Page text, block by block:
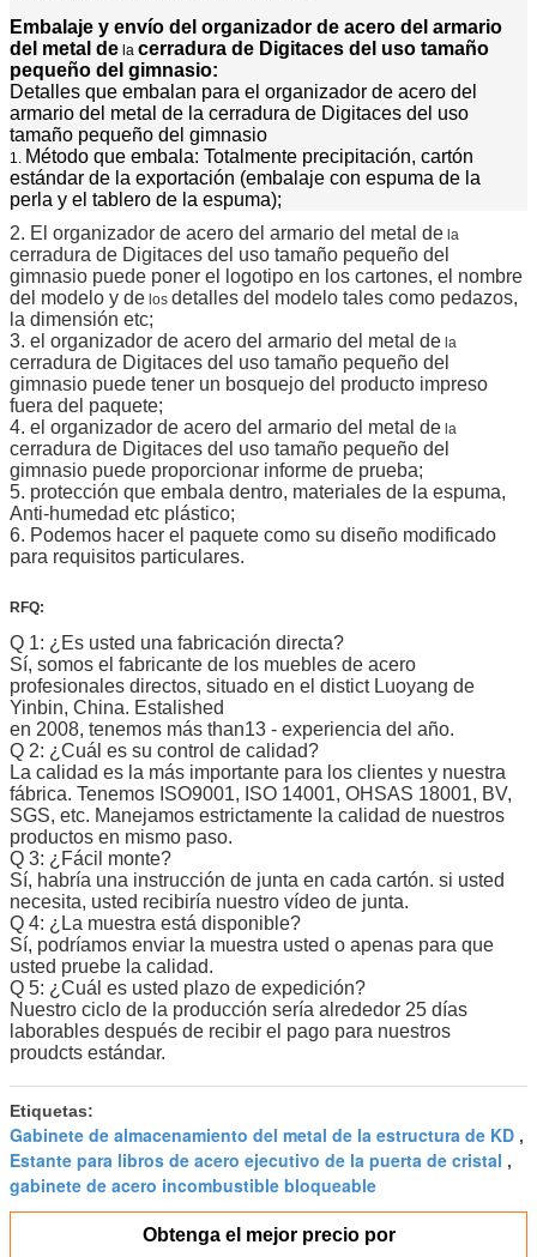
Embalaje y envío del organizador de acero del armario
del metal de la cerradura de Digitaces del uso tamaño
pequeño del gimnasio:
Detalles que embalan para el organizador de acero del
armario del metal de la cerradura de Digitaces del uso
tamaño pequeño del gimnasio
1.
Método que embala: Totalmente precipitación, cartón
estándar de la exportación (embalaje con espuma de la
perla y el tablero de la espuma);
2. El organizador de acero del armario del metal de la
cerradura de Digitaces del uso tamaño pequeño del
gimnasio puede poner el logotipo en los cartones, el nombre
del modelo y de los detalles del modelo tales como pedazos,
la dimensión etc;
3. el organizador de acero del armario del metal de la
cerradura de Digitaces del uso tamaño pequeño del
gimnasio puede tener un bosquejo del producto impreso
fuera del paquete;
4. el organizador de acero del armario del metal de la
cerradura de Digitaces del uso tamaño pequeño del
gimnasio puede proporcionar informe de prueba;
5. protección que embala dentro, materiales de la espuma,
Anti-humedad etc plástico;
6. Podemos hacer el paquete como su diseño modificado
para requisitos particulares.
RFQ:
Q 1: ¿Es usted una fabricación directa?
Sí, somos el fabricante de los muebles de acero
profesionales directos, situado en el distict Luoyang de
Yinbin, China. Estalished
en 2008, tenemos más than13 - experiencia del año.
Q 2: ¿Cuál es su control de calidad?
La calidad es la más importante para los clientes y nuestra
fábrica. Tenemos ISO9001, ISO 14001, OHSAS 18001, BV,
SGS, etc. Manejamos estrictamente la calidad de nuestros
productos en mismo paso.
Q 3: ¿Fácil monte?
Sí, habría una instrucción de junta en cada cartón. si usted
necesita, usted recibiría nuestro vídeo de junta.
Q 4: ¿La muestra está disponible?
Sí, podríamos enviar la muestra usted o apenas para que
usted pruebe la calidad.
Q 5: ¿Cuál es usted plazo de expedición?
Nuestro ciclo de la producción sería alrededor 25 días
laborables después de recibir el pago para nuestros
proudcts estándar.
Etiquetas:
Gabinete de almacenamiento del metal de la estructura de KD ,
Estante para libros de acero ejecutivo de la puerta de cristal ,
gabinete de acero incombustible bloqueable
Obtenga el mejor precio por